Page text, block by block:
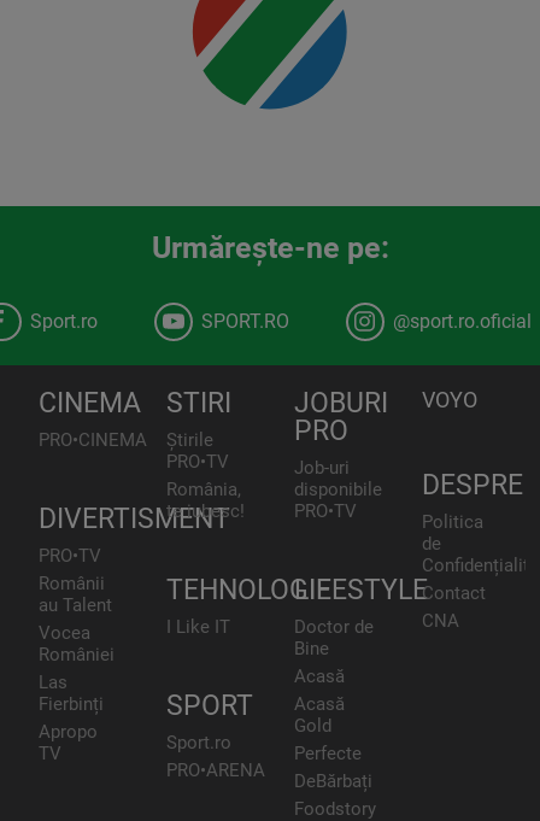
Urmăreşte-ne pe:
Sport.ro SPORT.RO @sport.ro.oficial
CINEMA
PRO•CINEMA
DIVERTISMENT
PRO•TV
Românii
au Talent
Vocea
României
Las
Fierbinți
Apropo
TV
STIRI
Știrile
PRO•TV
România,
te iubesc!
TEHNOLOGIE
I Like IT
SPORT
Sport.ro
PRO•ARENA
JOBURI
PRO
Job-uri
disponibile
PRO•TV
LIFESTYLE
Doctor de
Bine
Acasă
Acasă
Gold
Perfecte
DeBărbați
Foodstory
VOYO
DESPRE
Politica
de
Contact
CNA